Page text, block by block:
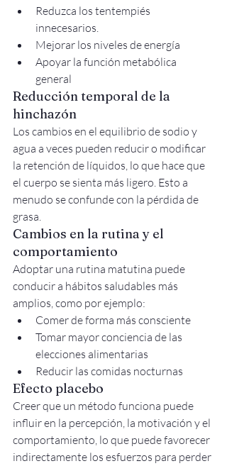
Reduzca los tentempiés
innecesarios.
Mejorar los niveles de energía
Apoyar la función metabólica
general
Reducción temporal de la
hinchazón
Los cambios en el equilibrio de sodio y
agua a veces pueden reducir o modificar
la retención de líquidos, lo que hace que
el cuerpo se sienta más ligero. Esto a
menudo se confunde con la pérdida de
grasa.
Cambios en la rutina y el
comportamiento
Adoptar una rutina matutina puede
conducir a hábitos saludables más
amplios, como por ejemplo:
Comer de forma más consciente
Tomar mayor conciencia de las
elecciones alimentarias
Reducir las comidas nocturnas
Efecto placebo
Creer que un método funciona puede
influir en la percepción, la motivación y el
comportamiento, lo que puede favorecer
indirectamente los esfuerzos para perder